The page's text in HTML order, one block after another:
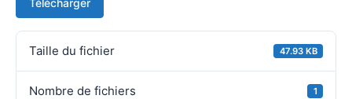
Télécharger
Taille du fichier 47.93 KB
Nombre de fichiers 1